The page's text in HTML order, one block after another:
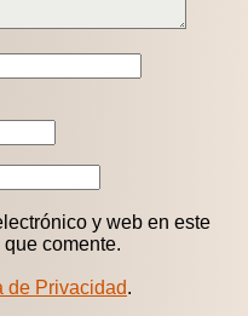
y web en este
comente.
de Privacidad.